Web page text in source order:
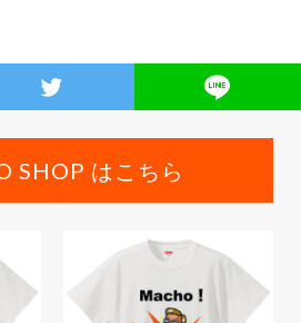
SHOP はこちら